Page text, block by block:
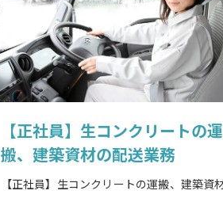
【正社員】生コンクリートの運
搬、建築資材の配送業務